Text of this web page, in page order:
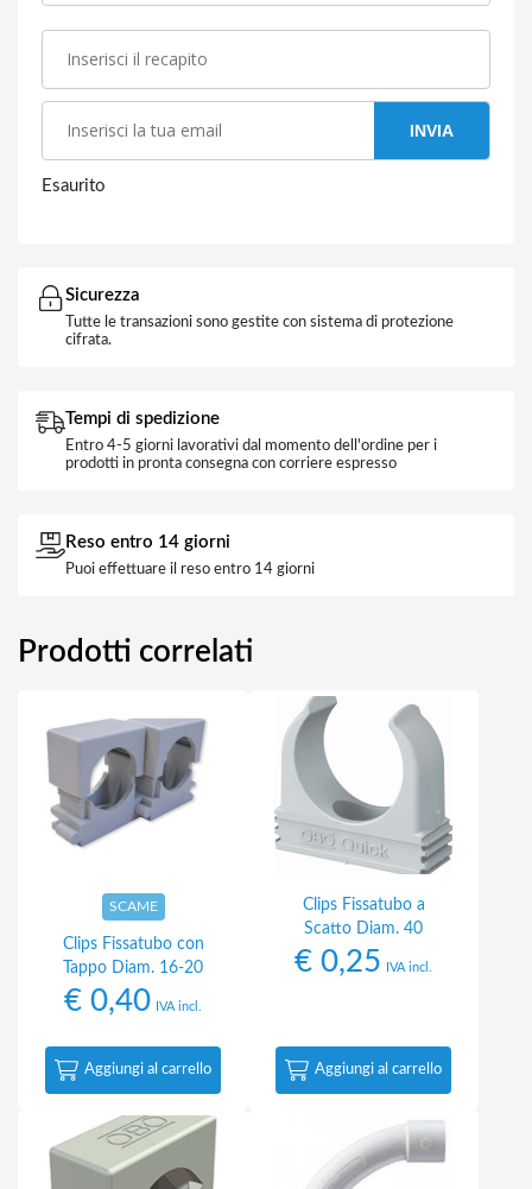
INVIA
Esaurito
Sicurezza
Tutte le transazioni sono gestite con sistema di protezione
cifrata.
Tempi di spedizione
Entro 4-5 giorni lavorativi dal momento dell'ordine per i
prodotti in pronta consegna con corriere espresso
Reso entro 14 giorni
Puoi effettuare il reso entro 14 giorni
Prodotti correlati
SCAME
Clips Fissatubo con
Tappo Diam. 16-20
€ 0,40 IVA incl.
Aggiungi al carrello
Clips Fissatubo a
Scatto Diam. 40
€ 0,25 IVA incl.
Aggiungi al carrello